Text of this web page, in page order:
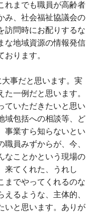
れまでも職員が高齢者
み、社会福祉協議会の
訪問時にお配りするな
な地域資源の情報発信
ります。
事だと思います。実
一例だと思います。
ていただきたいと思い
域包括への相談等、ど
事業すら知らないとい
員みずからが、今、
なことかという現場の
来てくれた、うれし
までやってくれるのな
るような、主体的、
いと思います。ありが